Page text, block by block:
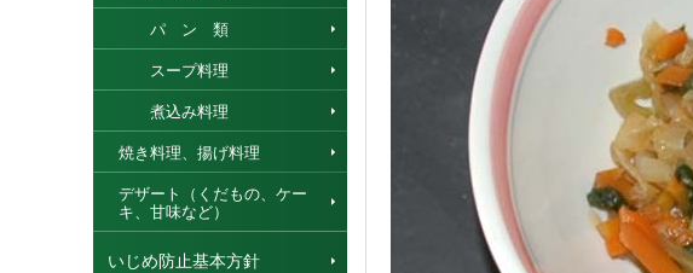
パ ン 類
スープ料理
煮込み料理
焼き料理、揚げ料理
デザート（くだもの、ケー
キ、甘味など）
いじめ防止基本方針